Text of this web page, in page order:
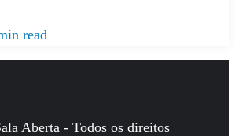
read
Aberta - Todos os direitos